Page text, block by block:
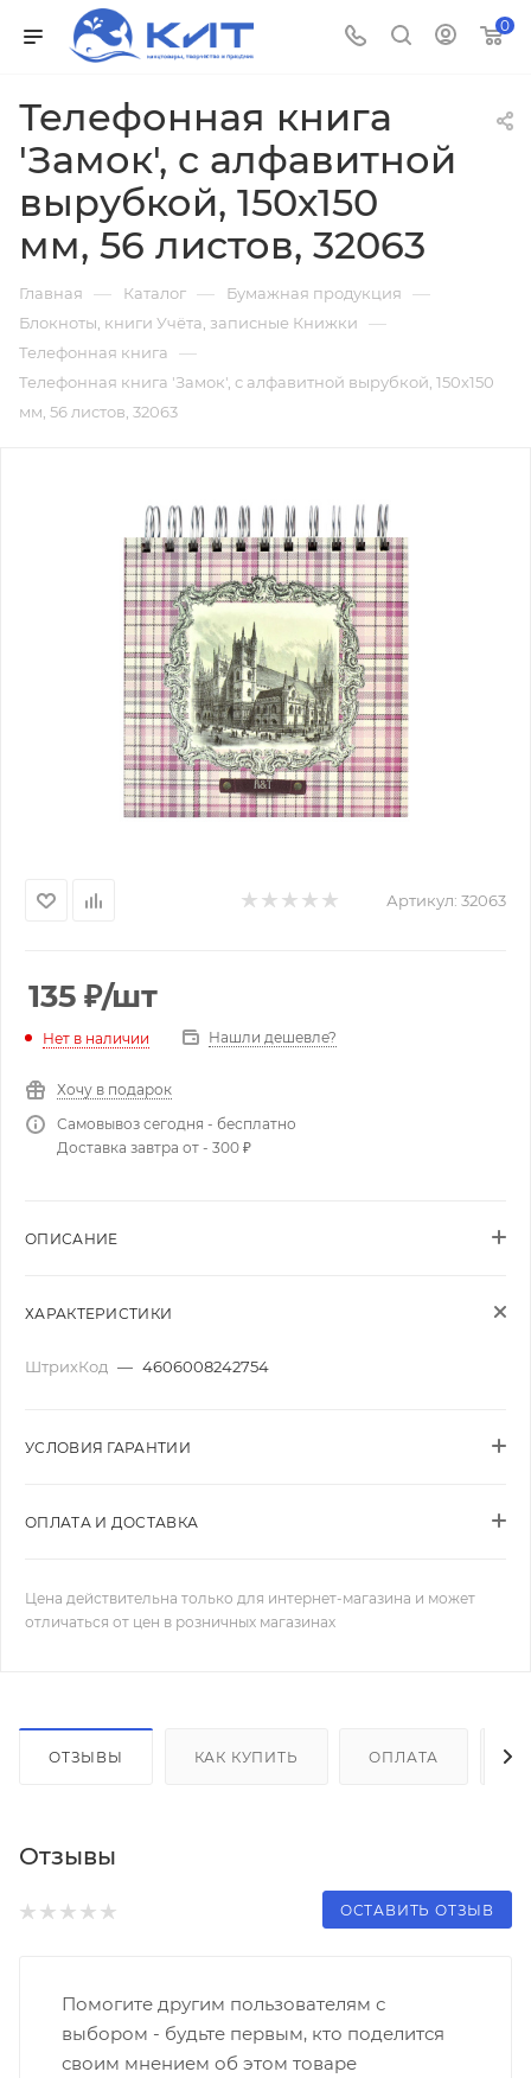
0
Телефонная книга
'Замок', с алфавитной
вырубкой, 150х150
мм, 56 листов, 32063
Главная — Каталог — Бумажная продукция —
Блокноты, книги Учёта, записные Книжки —
Телефонная книга —
Телефонная книга 'Замок', с алфавитной вырубкой, 150х150
мм, 56 листов, 32063
Артикул: 32063
135 ₽/шт
Нет в наличии Нашли дешевле?
Хочу в подарок
Самовывоз сегодня - бесплатно
Доставка завтра от - 300 ₽
ОПИСАНИЕ
ХАРАКТЕРИСТИКИ
ШтрихКод — 4606008242754
УСЛОВИЯ ГАРАНТИИ
ОПЛАТА И ДОСТАВКА
Цена действительна только для интернет-магазина и может
отличаться от цен в розничных магазинах
ОТЗЫВЫ КАК КУПИТЬ ОПЛАТА
Отзывы
ОСТАВИТЬ ОТЗЫВ
Помогите другим пользователям с
выбором - будьте первым, кто поделится
своим мнением об этом товаре